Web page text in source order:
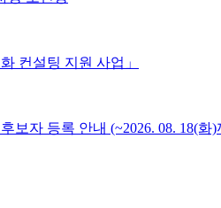
컨설팅 지원 사업」
보자 등록 안내 (~2026. 08. 18(화)